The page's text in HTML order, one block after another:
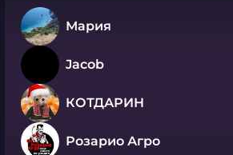
Мария
Jacob
КОТДАРИН
Розарио Агро